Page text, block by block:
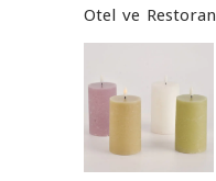
Otel ve Restoran